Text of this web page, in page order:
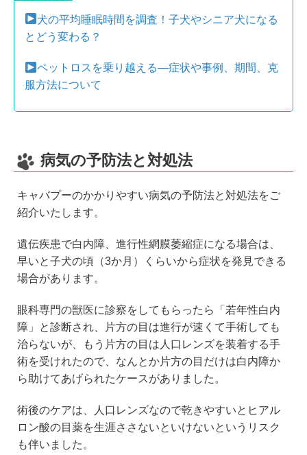
犬の平均睡眠時間を調査！子犬やシニア犬になる
とどう変わる？
ペットロスを乗り越える―症状や事例、期間、克
服方法について
病気の予防法と対処法
キャバプーのかかりやすい病気の予防法と対処法をご
紹介いたします。
遺伝疾患で白内障、進行性網膜萎縮症になる場合は、
早いと子犬の頃（3か月）くらいから症状を発見できる
場合があります。
眼科専門の獣医に診察をしてもらったら「若年性白内
障」と診断され、片方の目は進行が速くて手術しても
治らないが、もう片方の目は人口レンズを装着する手
術を受けれたので、なんとか片方の目だけは白内障か
ら助けてあげられたケースがありました。
術後のケアは、人口レンズなので乾きやすいとヒアル
ロン酸の目薬を生涯ささないといけないというリスク
も伴いました。